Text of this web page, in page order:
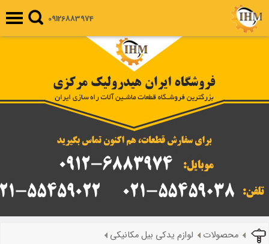
09126883974
محصولات
لوازم یدکی بیل مکانیکی